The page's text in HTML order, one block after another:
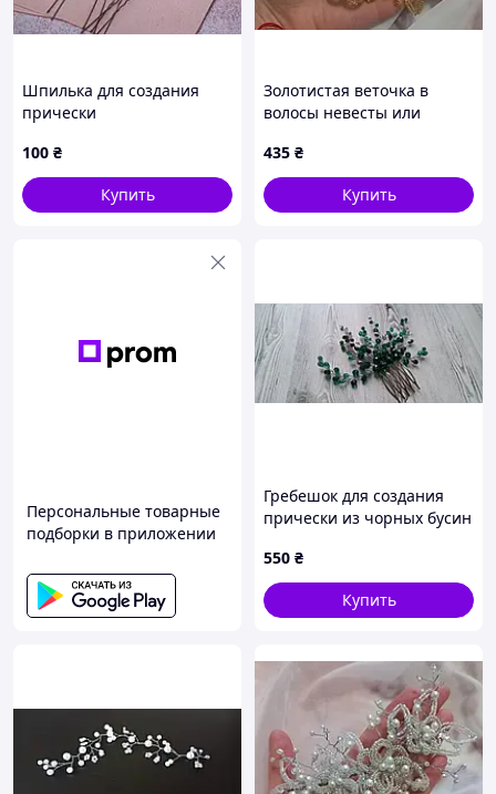
Шпилька для создания
прически
100 ₴
Купить
Золотистая веточка в
волосы невесты или
работа
435 ₴
Купить
Персональные товарные
подборки в приложении
Гребешок для создания
прически из чорных бусин
550 ₴
Купить